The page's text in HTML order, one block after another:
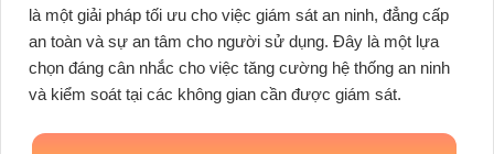
là một giải pháp tối ưu cho việc giám sát an ninh, đẳng cấp
an toàn và sự an tâm cho người sử dụng. Đây là một lựa
chọn đáng cân nhắc cho việc tăng cường hệ thống an ninh
và kiểm soát tại các không gian cần được giám sát.